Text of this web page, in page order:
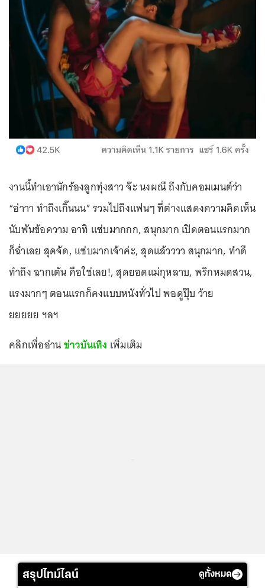
งานนี้ทำเอานักร้องลูกทุ่งสาว จ๊ะ นงผณี ถึงกับคอมเมนต์ว่า
“อ่าาา ทำถึงเกิ๊นนน” รวมไปถึงแฟนๆ ที่ต่างแสดงความคิดเห็น
นับพันข้อความ อาทิ แซ่บมากกก, สนุกมาก เปิดตอนแรกมาก
ก็ฉ่ำเลย สุดจัด, แซ่บมากเจ้าค่ะ, สุดแล้วววว สนุกมาก, ทำดี
ทำถึง ฉากเต้น คือใช่เลย!, สุดยอดแม่กุหลาบ, พริกหมดสวน,
แรงมากๆ ตอนแรกก็คงแบบหนังทั่วไป พอดูปุ๊บ ว้าย
ยยยยย ฯลฯ
คลิกเพื่ออ่านข่าวบันเทิง เพิ่มเติม
สรุปไทม์ไลน์ ดูทั้งหมด